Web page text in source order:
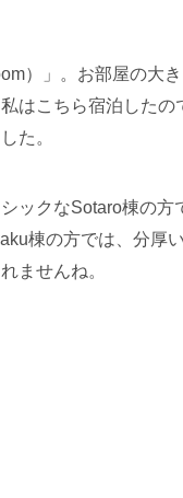
）」。お部屋の大
私はこちら宿泊したの
た。
ックなSotaro棟の方
棟の方では、分厚
ませんね。